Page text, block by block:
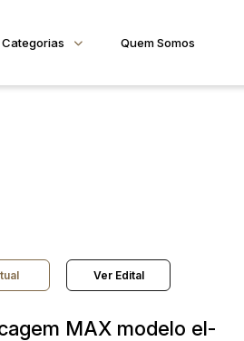
Categorias Quem Somos
Ver Edital
MAX modelo el-